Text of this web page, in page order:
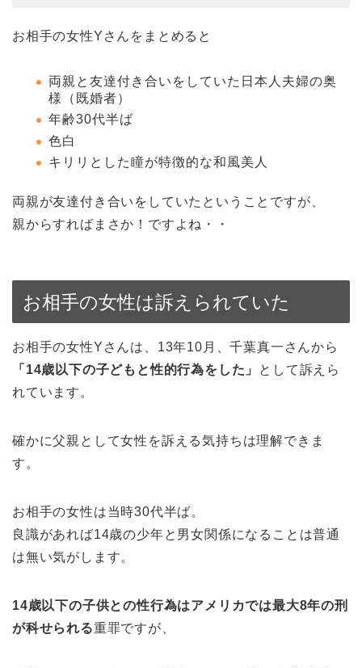
お相手の女性Yさんをまとめると
両親と友達付き合いをしていた日本人夫婦の奥
様（既婚者）
年齢30代半ば
色白
キリリとした瞳が特徴的な和風美人
両親が友達付き合いをしていたということですが、
親からすればまさか！ですよね・・
お相手の女性は訴えられていた
お相手の女性Yさんは、13年10月、千葉真一さんから
「14歳以下の子どもと性的行為をした」
として訴えら
れています。
確かに父親として女性を訴える気持ちは理解できま
す。
お相手の女性は当時30代半ば。
良識があれば14歳の少年と男女関係になることは普通
は無い気がします。
14歳以下の子供との性行為はアメリカでは最大8年の刑
が科せられる重罪ですが、